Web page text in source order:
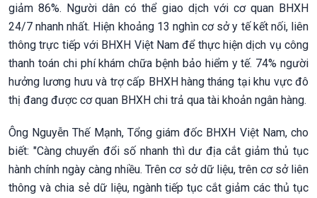
giảm 86%. Người dân có thể giao dịch với cơ quan BHXH
24/7 nhanh nhất. Hiện khoảng 13 nghìn cơ sở y tế kết nối, liên
thông trực tiếp với BHXH Việt Nam để thực hiện dịch vụ công
thanh toán chi phí khám chữa bệnh bảo hiểm y tế. 74% người
hưởng lương hưu và trợ cấp BHXH hàng tháng tại khu vực đô
thị đang được cơ quan BHXH chi trả qua tài khoản ngân hàng.
Ông Nguyễn Thế Mạnh, Tổng giám đốc BHXH Việt Nam, cho
biết: "Càng chuyển đổi số nhanh thì dư địa cắt giảm thủ tục
hành chính ngày càng nhiều. Trên cơ sở dữ liệu, trên cơ sở liên
thông và chia sẻ dữ liệu, ngành tiếp tục cắt giảm các thủ tục